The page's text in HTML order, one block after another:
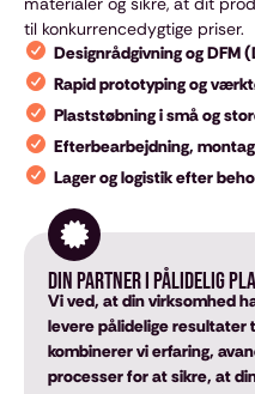
til konkurrencedygtige priser.
Designrådgivning og DFM
Rapid prototyping og
Plaststøbning i små og
Efterbearbejdning,
Lager og logistik efter
Din partner i pålidelig
Vi ved, at din virksomhed
levere pålidelige resultater
kombinerer vi erfaring,
processer for at sikre, at